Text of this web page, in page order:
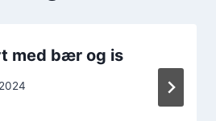
med bær og is